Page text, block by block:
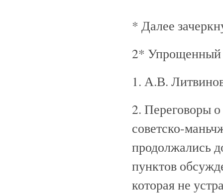
* Далее
2* Упрощенный
1. А.В.
2. Переговоры
советско-
продолжались
пунктов
которая не